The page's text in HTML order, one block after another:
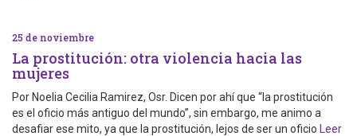
25 de noviembre
La prostitución: otra violencia hacia las
mujeres
Por Noelia Cecilia Ramirez, Osr. Dicen por ahí que “la prostitución
es el oficio más antiguo del mundo”, sin embargo, me animo a
desafiar ese mito, ya que la prostitución, lejos de ser un oficio Leer